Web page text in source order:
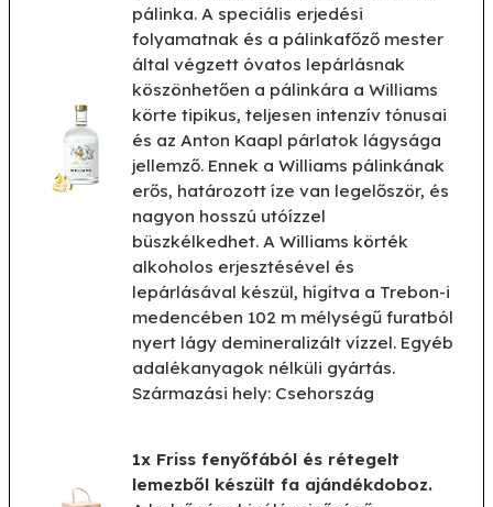
pálinka. A speciális erjedési
folyamatnak és a pálinkafőző mester
által végzett óvatos lepárlásnak
köszönhetően a pálinkára a Williams
körte tipikus, teljesen intenzív tónusai
és az Anton Kaapl párlatok lágysága
jellemző. Ennek a Williams pálinkának
erős, határozott íze van legelőször, és
nagyon hosszú utóízzel
büszkélkedhet. A Williams körték
alkoholos erjesztésével és
lepárlásával készül, hígítva a Trebon-i
medencében 102 m mélységű furatból
nyert lágy demineralizált vízzel. Egyéb
adalékanyagok nélküli gyártás.
Származási hely: Csehország
1x Friss fenyőfából és rétegelt
lemezből készült fa ajándékdoboz.